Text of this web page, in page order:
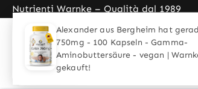
Skip to main navigation
Nutrienti Warnke – Qualità dal 1989
Home Applicazioni